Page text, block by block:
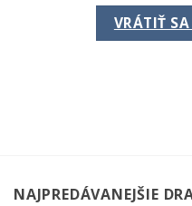
VRÁTIŤ
NAJPREDÁVANEJŠIE